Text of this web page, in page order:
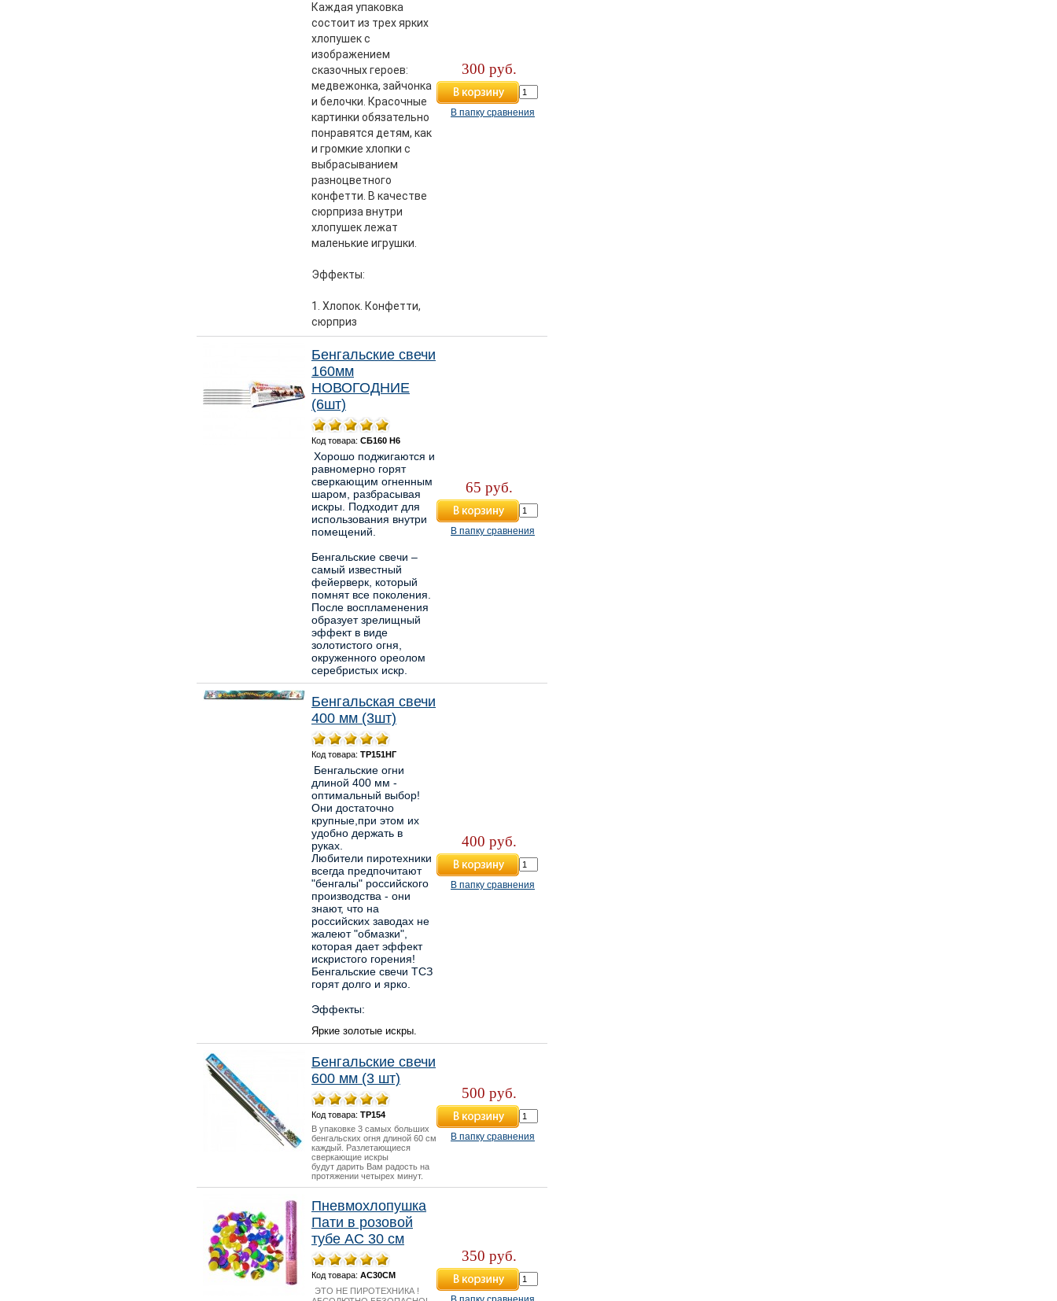
Каждая упаковка
состоит из трех ярких
хлопушек с
изображением
сказочных героев:
медвежонка, зайчонка
и белочки. Красочные
картинки обязательно
понравятся детям, как
и громкие хлопки с
выбрасыванием
разноцветного
конфетти. В качестве
сюрприза внутри
хлопушек лежат
маленькие игрушки.
Эффекты:
1. Хлопок. Конфетти,
сюрприз
300 руб.
В папку сравнения
Бенгальские свечи
160мм
НОВОГОДНИЕ
(6шт)
Код товара: СБ160 Н6
Хорошо поджигаются и
равномерно горят
сверкающим огненным
шаром, разбрасывая
искры. Подходит для
использования внутри
помещений.
Бенгальские свечи –
самый известный
фейерверк, который
помнят все поколения.
После воспламенения
образует зрелищный
эффект в виде
золотистого огня,
окруженного ореолом
серебристых искр.
65 руб.
В папку сравнения
Бенгальская свечи
400 мм (3шт)
Код товара: ТР151НГ
Бенгальские огни
длиной 400 мм -
оптимальный выбор!
Они достаточно
крупные,при этом их
удобно держать в
руках.
Любители пиротехники
всегда предпочитают
"бенгалы" российского
производства - они
знают, что на
российских заводах не
жалеют "обмазки",
которая дает эффект
искристого горения!
Бенгальские свечи ТСЗ
горят долго и ярко.
Эффекты:
Яркие золотые искры.
400 руб.
В папку сравнения
Бенгальские свечи
600 мм (3 шт)
Код товара: ТР154
В упаковке 3 самых больших
бенгальских огня длиной 60 см
каждый. Разлетающиеся
сверкающие искры
будут дарить Вам радость на
протяжении четырех минут.
500 руб.
В папку сравнения
Пневмохлопушка
Пати в розовой
тубе АС 30 см
Код товара: АС30СМ
ЭТО НЕ ПИРОТЕХНИКА !
350 руб.